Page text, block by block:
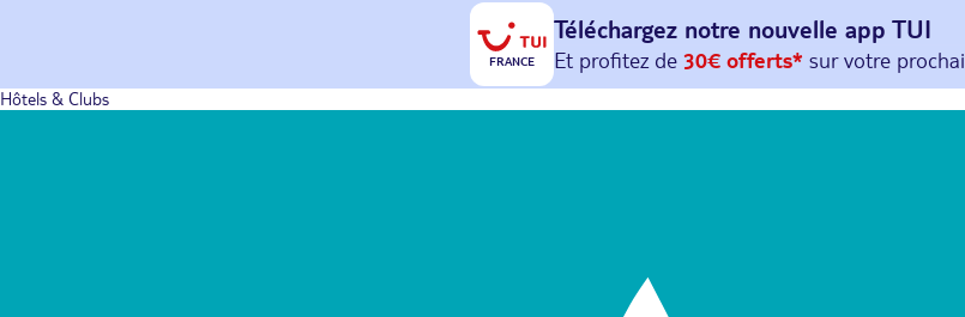
FRANCE
Téléchargez notre nouvelle app TUI
Et profitez de 30€ offerts*sur votre prochain
avec le code : HAPPYAPP
Hôtels & Clubs